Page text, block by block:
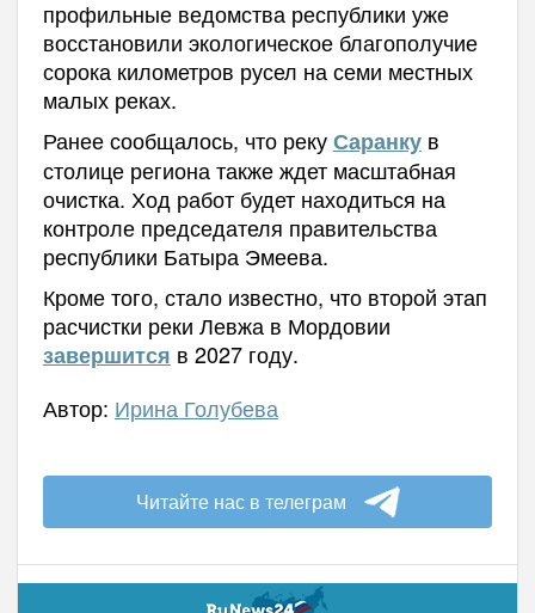
профильные ведомства республики уже
восстановили экологическое благополучие
сорока километров русел на семи местных
малых реках.
Ранее сообщалось, что рекуСаранкув
столице региона также ждет масштабная
очистка. Ход работ будет находиться на
контроле председателя правительства
республики Батыра Эмеева.
Кроме того, стало известно, что второй этап
расчистки реки Левжа в Мордовии
завершится в 2027 году.
Автор: Ирина Голубева
Читайте нас в телеграм